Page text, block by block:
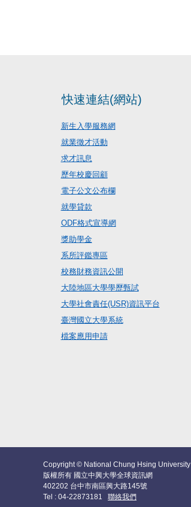
快速連結(網站)
新生入學服務網
就業徵才活動
求才訊息
歷年校慶回顧
電子公文公布欄
就學貸款
ODF格式宣導網
獎助學金
系所評鑑專區
校務財務資訊公開
大陸地區大學學歷甄試
大學社會責任(USR)資訊平台
臺灣國立大學系統
檔案應用申請
Copyright © National Chung Hsing University
版權所有 國立中興大學全球資訊網
402202 台中市南區興大路145號
Tel : 04-22873181 聯絡我們